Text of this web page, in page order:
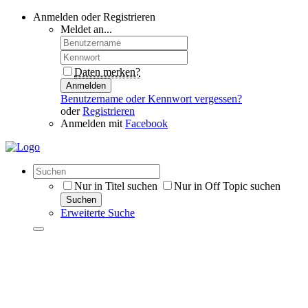
Anmelden oder Registrieren
Meldet an...
Daten merken?
Anmelden
Benutzername oder Kennwort vergessen?
oderRegistrieren
Anmelden mit Facebook
Nur in Titel suchen Nur in Off Topic suchen
Suchen
Erweiterte Suche